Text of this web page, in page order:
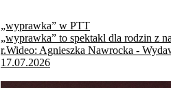
„wyprawka” w PTT
„wyprawka” to spektakl dla rodzin z
r.Wideo: Agnieszka Nawrocka -
17.07.2026